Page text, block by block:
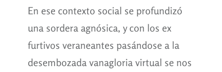
En ese contexto social se profundizó
una sordera agnósica, y con los ex
furtivos veraneantes pasándose a la
desembozada vanagloria virtual se nos